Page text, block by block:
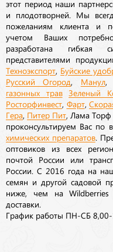
этот период наши
и плодотворней. Мы
пожеланиям клиента и
учетом Ваших
разработана гибкая
представителями
Техноэкспорт Буйские
Русский Огород Манул,
газонных трав Зеленый
Росторфинвест Фарт,
Гера Питер Пит , Лама Торф
проконсультируем Вас по
химических препаратов.
оптовиков из всех
почтой России или
России. С 2016 года на
семян и другой садовой
ниже, чем на
доставки.
График работы ПН-СБ